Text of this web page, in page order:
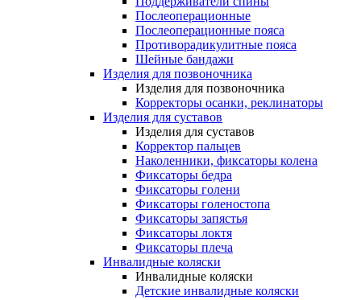
Послеоперационные
Послеоперационные пояса
Противорадикулитные пояса
Шейные бандажи
Изделия для позвоночника
Изделия для позвоночника
Корректоры осанки, реклинаторы
Изделия для суставов
Изделия для суставов
Корректор пальцев
Наколенники, фиксаторы колена
Фиксаторы бедра
Фиксаторы голени
Фиксаторы голеностопа
Фиксаторы запястья
Фиксаторы локтя
Фиксаторы плеча
Инвалидные коляски
Инвалидные коляски
Детские инвалидные коляски